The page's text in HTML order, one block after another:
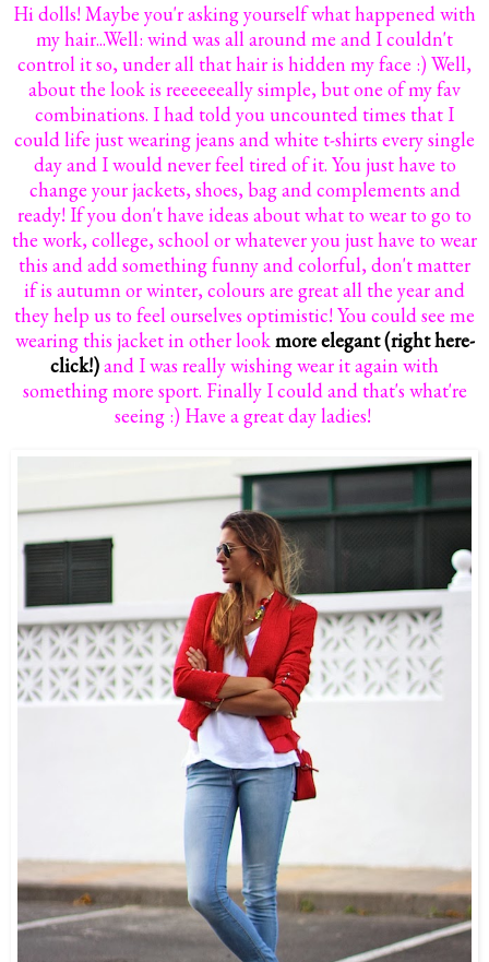
Hi dolls! Maybe you'r asking yourself what happened with
my hair...Well: wind was all around me and I couldn't
control it so, under all that hair is hidden my face :) Well,
about the look is reeeeeeally simple, but one of my fav
combinations. I had told you uncounted times that I
could life just wearing jeans and white t-shirts every single
day and I would never feel tired of it. You just have to
change your jackets, shoes, bag and complements and
ready! If you don't have ideas about what to wear to go to
the work, college, school or whatever you just have to wear
this and add something funny and colorful, don't matter
if is autumn or winter, colours are great all the year and
they help us to feel ourselves optimistic! You could see me
wearing this jacket in other lookmore elegant (right here-
click!)and I was really wishing wear it again with
something more sport. Finally I could and that's what're
seeing :) Have a great day ladies!